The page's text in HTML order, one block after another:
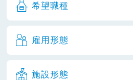
希望職種
雇用形態
施設形態